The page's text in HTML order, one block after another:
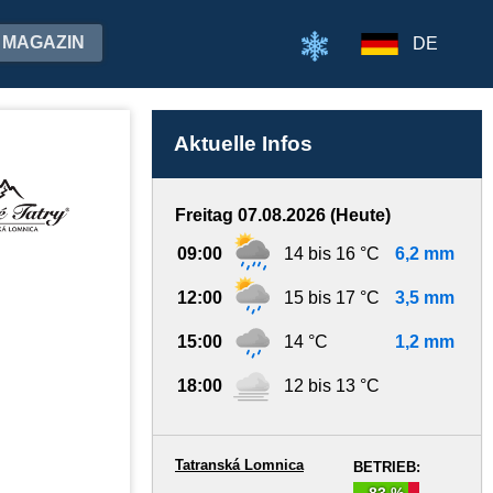
MAGAZIN DE
Aktuelle Infos
Freitag 07.08.2026 (Heute)
09:00 14 bis 16 °C 6,2 mm
12:00 15 bis 17 °C 3,5 mm
15:00 14 °C 1,2 mm
18:00 12 bis 13 °C
BETRIEB:
Tatranská Lomnica